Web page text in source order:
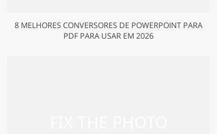
8 MELHORES CONVERSORES DE POWERPOINT PARA
PDF PARA USAR EM 2026